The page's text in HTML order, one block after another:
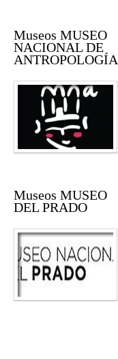
Museos MUSEO
NACIONAL DE
ANTROPOLOGÍA
Museos MUSEO
DEL PRADO